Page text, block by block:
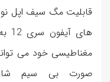
قابلیت مگ سیف اپل
مغناطیسی خود می
صورت بی سیم